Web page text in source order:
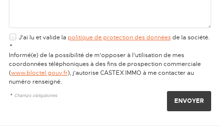
J'ai lu et valide la politique de protection des donnéesde la société.
*
Informé(e) de la possibilité de m'opposer à l'utilisation de mes
coordonnées téléphoniques à des fins de prospection commerciale
(www.bloctel.gouv.fr), j'autorise CASTEX IMMO à me contacter au
numéro renseigné.
* Champs obligatoires